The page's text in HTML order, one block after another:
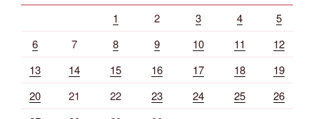
1 2 3 4
5
6
7 8 9 10 11
12
13
14 15 16 17 18
19
20
21 22 23 24 25
26